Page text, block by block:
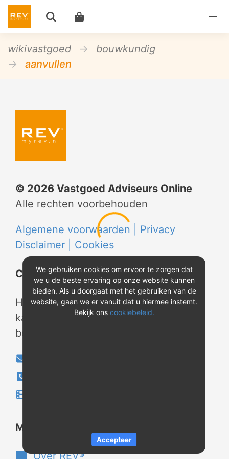
wikivastgoed
bouwkundig
aanvullen
© 2026 Vastgoed Adviseurs Online
Alle rechten voorbehouden
Algemene voorwaarden | Privacy
Disclaimer | Cookies
Contact
Heeft u vragen? Neem tijdens
kantooruren contact met ons op of
bekijk onze instructievideo's.
Meer over REV
Over REV®
We gebruiken cookies om ervoor te zorgen dat
we u de beste ervaring op onze website kunnen
bieden. Als u doorgaat met het gebruiken van de
website, gaan we er vanuit dat u hiermee instemt.
Bekijk ons cookiebeleid.
Accepteer